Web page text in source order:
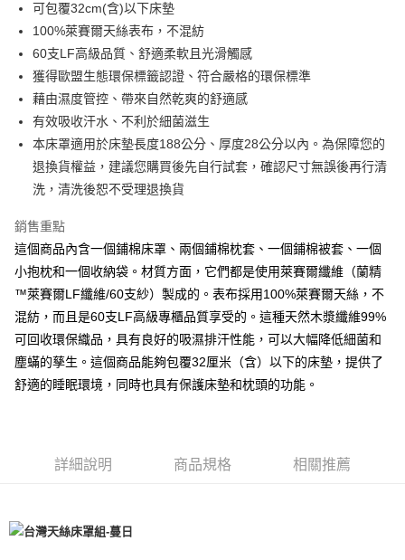
ATM付款
運送方式
每筆NT$100，滿NT$1,500(含以上)免運費
免運費
免運費
每筆NT$125
可包覆32cm(含)以下床墊
100%萊賽爾天絲表布，不混紡
60支LF高級品質、舒適柔軟且光滑觸感
獲得歐盟生態環保標籤認證、符合嚴格的環保標準
藉由濕度管控、帶來自然乾爽的舒適感
有效吸收汗水、不利於細菌滋生
本床罩適用於床墊長度188公分、厚度28公分以內。為保障您的
退換貨權益，建議您購買後先自行試套，確認尺寸無誤後再行清
洗，清洗後恕不受理退換貨
銷售重點
這個商品內含一個鋪棉床罩、兩個鋪棉枕套、一個鋪棉被套、一個
小抱枕和一個收納袋。材質方面，它們都是使用萊賽爾纖維（蘭精
™萊賽爾LF纖維/60支紗）製成的。表布採用100%萊賽爾天絲，不
混紡，而且是60支LF高級專櫃品質享受的。這種天然木漿纖維99%
可回收環保織品，具有良好的吸濕排汗性能，可以大幅降低細菌和
塵蟎的孳生。這個商品能夠包覆32厘米（含）以下的床墊，提供了
舒適的睡眠環境，同時也具有保護床墊和枕頭的功能。
詳細說明 商品規格 相關推薦